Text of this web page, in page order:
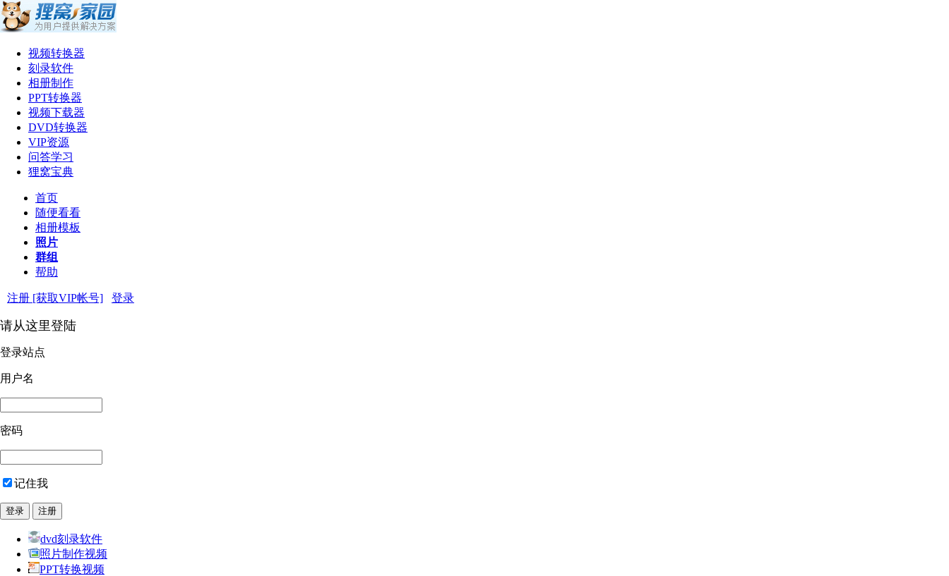
视频转换器
刻录软件
相册制作
PPT转换器
视频下载器
DVD转换器
VIP资源
问答学习
狸窝宝典
首页
随便看看
相册模板
照片
群组
帮助
注册 [获取VIP帐号] 登录
请从这里登陆
登录站点
用户名
密码
记住我
dvd刻录软件
照片制作视频
PPT转换视频